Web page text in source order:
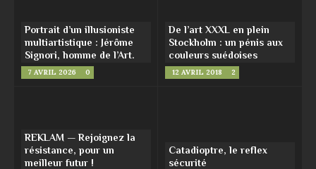
Portrait d’un illusioniste
multiartistique : Jérôme
Signori, homme de l’Art.
7 AVRIL 2026 0
De l’art XXXL en plein
Stockholm : un pénis aux
couleurs suédoises
12 AVRIL 2018 2
REKLAM — Rejoignez la
résistance, pour un
meilleur futur !
Catadioptre, le reflex
sécurité